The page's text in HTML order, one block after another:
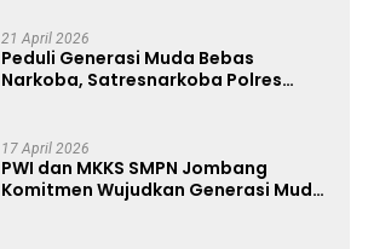
21 April 2026
Peduli Generasi Muda Bebas
Narkoba, Satresnarkoba Polres
17 April 2026
PWI dan MKKS SMPN Jombang
Komitmen Wujudkan Generasi Muda